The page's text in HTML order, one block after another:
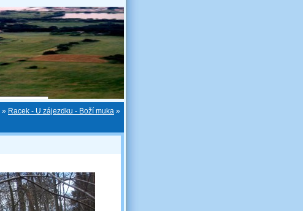
» Racek - U zájezdku - Boží muka »